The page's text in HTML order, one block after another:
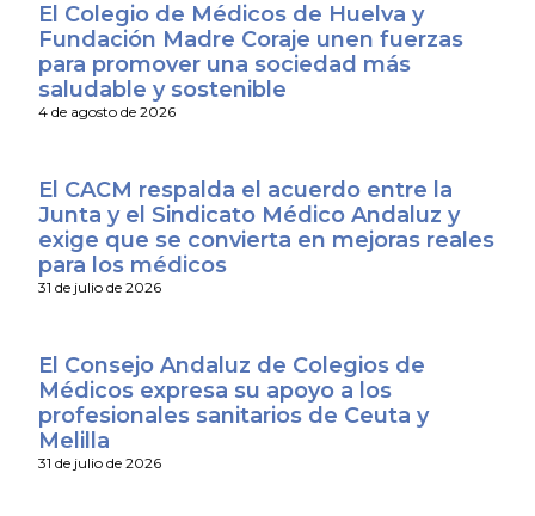
El Colegio de Médicos de Huelva y
Fundación Madre Coraje unen fuerzas
para promover una sociedad más
saludable y sostenible
4 de agosto de 2026
El CACM respalda el acuerdo entre la
Junta y el Sindicato Médico Andaluz y
exige que se convierta en mejoras reales
para los médicos
31 de julio de 2026
El Consejo Andaluz de Colegios de
Médicos expresa su apoyo a los
profesionales sanitarios de Ceuta y
Melilla
31 de julio de 2026